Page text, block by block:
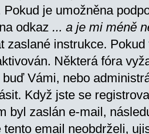
Pokud je umožněna
odkaz ... a je mi méně
zaslané instrukce.
Některá fóra
Vámi, nebo
Když jste se
byl zaslán e-mail,
tento email neobdrželi,